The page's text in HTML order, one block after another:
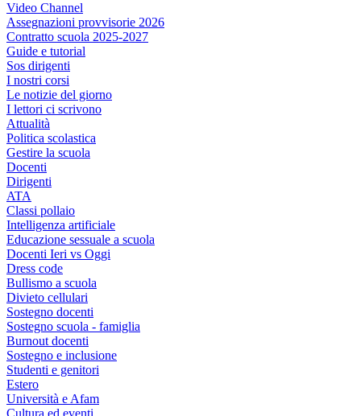
Video Channel
Assegnazioni provvisorie 2026
Contratto scuola 2025-2027
Guide e tutorial
Sos dirigenti
I nostri corsi
Le notizie del giorno
I lettori ci scrivono
Attualità
Politica scolastica
Gestire la scuola
Docenti
Dirigenti
ATA
Classi pollaio
Intelligenza artificiale
Educazione sessuale a scuola
Docenti Ieri vs Oggi
Dress code
Bullismo a scuola
Divieto cellulari
Sostegno docenti
Sostegno scuola - famiglia
Burnout docenti
Sostegno e inclusione
Studenti e genitori
Estero
Università e Afam
Cultura ed eventi